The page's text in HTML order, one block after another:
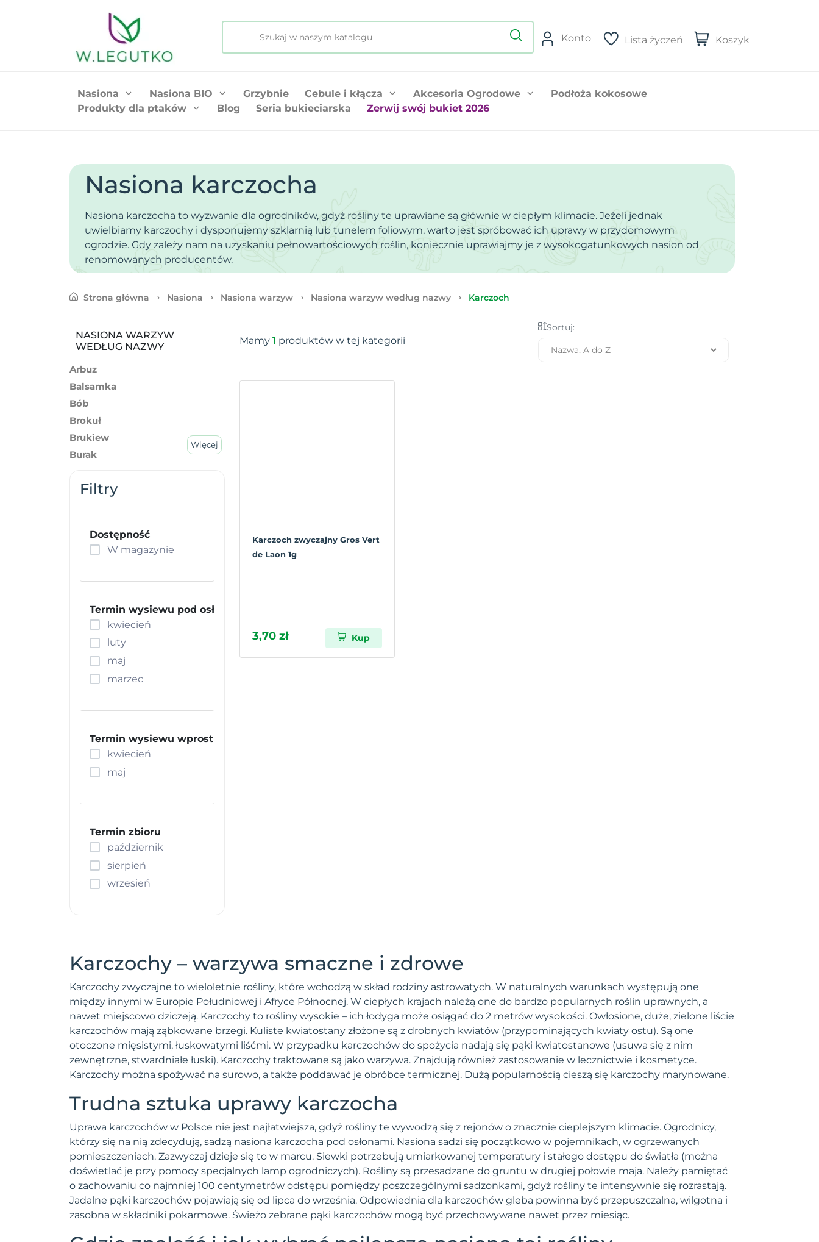
Konto Lista życzeń Koszyk
Nasiona Nasiona BIO Grzybnie Cebule i kłącza Akcesoria Ogrodowe
Podłoża kokosowe
Produkty dla ptaków
Blog Seria bukieciarska Zerwij swój bukiet 2026
Nasiona karczocha
Nasiona karczocha to wyzwanie dla ogrodników, gdyż rośliny te uprawiane są głównie w ciepłym klimacie. Jeżeli jednak
uwielbiamy karczochy i dysponujemy szklarnią lub tunelem foliowym, warto jest spróbować ich uprawy w przydomowym
ogrodzie. Gdy zależy nam na uzyskaniu pełnowartościowych roślin, koniecznie uprawiajmy je z wysokogatunkowych nasion od
renomowanych producentów.
Strona główna Nasiona Nasiona warzyw Nasiona warzyw według nazwy Karczoch
NASIONA WARZYW
WEDŁUG NAZWY
Arbuz
Balsamka
Bób
Brokuł
Brukiew
Burak
Cukinia
Fasola
Fasolnik
Kabaczek
Kalarepa
Kapusta
Karczoch
Kiwano
Koper włoski, Fenkuł
Kukurydza
Marchew
Ogórek
Okra
Owies wielkanocny
Papryka
Pomidor
Por
Portulaka
Poziomka
Rodzynek brazylijski
Rabarbar
Rokietta siewna
Rukola
Rzeżucha
Rzodkiew
Rzodkiewka
Sałata
Seler
Słonecznik
Więcej
Filtry
Dostępność
W magazynie
Termin wysiewu pod osłony
kwiecień
luty
maj
marzec
Termin wysiewu wprost do gruntu
kwiecień
maj
Termin zbioru
październik
sierpień
wrzesień
Mamy 1 produktów w tej kategorii
Sortuj:
Karczoch zwyczajny Gros Vert
de Laon 1g
3,70 zł Kup
Karczochy – warzywa smaczne i zdrowe
Karczochy zwyczajne to wieloletnie rośliny, które wchodzą w skład rodziny astrowatych. W naturalnych warunkach występują one
między innymi w Europie Południowej i Afryce Północnej. W ciepłych krajach należą one do bardzo popularnych roślin uprawnych, a
nawet miejscowo dziczeją. Karczochy to rośliny wysokie – ich łodyga może osiągać do 2 metrów wysokości. Owłosione, duże, zielone liście
karczochów mają ząbkowane brzegi. Kuliste kwiatostany złożone są z drobnych kwiatów (przypominających kwiaty ostu). Są one
otoczone mięsistymi, łuskowatymi liśćmi. W przypadku karczochów do spożycia nadają się pąki kwiatostanowe (usuwa się z nim
zewnętrzne, stwardniałe łuski). Karczochy traktowane są jako warzywa. Znajdują również zastosowanie w lecznictwie i kosmetyce.
Karczochy można spożywać na surowo, a także poddawać je obróbce termicznej. Dużą popularnością cieszą się karczochy marynowane.
Trudna sztuka uprawy karczocha
Uprawa karczochów w Polsce nie jest najłatwiejsza, gdyż rośliny te wywodzą się z rejonów o znacznie cieplejszym klimacie. Ogrodnicy,
którzy się na nią zdecydują, sadzą nasiona karczocha pod osłonami. Nasiona sadzi się początkowo w pojemnikach, w ogrzewanych
pomieszczeniach. Zazwyczaj dzieje się to w marcu. Siewki potrzebują umiarkowanej temperatury i stałego dostępu do światła (można
doświetlać je przy pomocy specjalnych lamp ogrodniczych). Rośliny są przesadzane do gruntu w drugiej połowie maja. Należy pamiętać
o zachowaniu co najmniej 100 centymetrów odstępu pomiędzy poszczególnymi sadzonkami, gdyż rośliny te intensywnie się rozrastają.
Jadalne pąki karczochów pojawiają się od lipca do września. Odpowiednia dla karczochów gleba powinna być przepuszczalna, wilgotna i
zasobna w składniki pokarmowe. Świeżo zebrane pąki karczochów mogą być przechowywane nawet przez miesiąc.